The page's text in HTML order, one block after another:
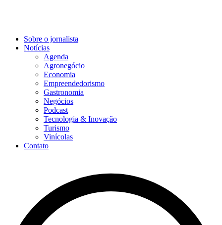
Sobre o jornalista
Notícias
Agenda
Agronegócio
Economia
Empreendedorismo
Gastronomia
Negócios
Podcast
Tecnologia & Inovação
Turismo
Vinícolas
Contato